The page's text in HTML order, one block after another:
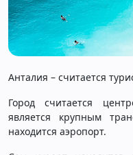
Анталия – считается
Город считается
является крупным
находится аэропорт.